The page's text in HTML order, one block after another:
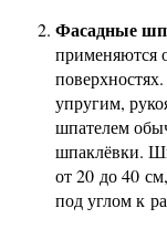
Фасадные
применяются
упругим,
шпателем
шпаклёвки.
от 20 до 40
под углом к